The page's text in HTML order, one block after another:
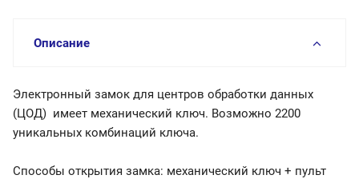
Описание
Электронный замок для центров обработки данных
(ЦОД) имеет механический ключ. Возможно 2200
уникальных комбинаций ключа.
Способы открытия замка: механический ключ + пульт